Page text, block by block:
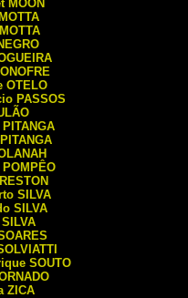
MOON
MOTTA
MOTTA
ONOFRE
OTELO
PASSOS
PITANGA
PITANGA
POMPÊO
RESTON
SILVA
SILVA
SILVA
SOUTO
ZICA